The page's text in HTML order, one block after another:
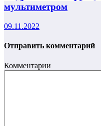
мультиметром
09.11.2022
Отправить комментарий
Комментарии